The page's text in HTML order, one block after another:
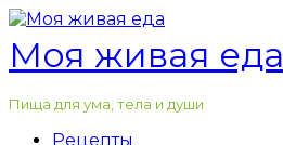
Перейти
к
контенту
Моя живая еда
Пища для ума, тела и души
Рецепты